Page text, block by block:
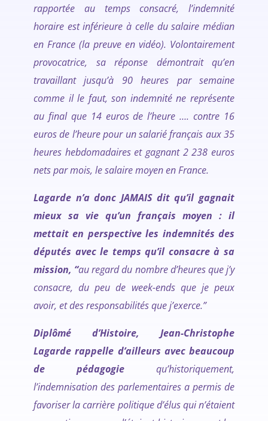
rapportée au temps consacré, l’indemnité
horaire est inférieure à celle du salaire médian
en France (la preuve en vidéo). Volontairement
provocatrice, sa réponse démontrait qu’en
travaillant jusqu’à 90 heures par semaine
comme il le faut, son indemnité ne représente
au final que 14 euros de l’heure …. contre 16
euros de l’heure pour un salarié français aux 35
heures hebdomadaires et gagnant 2 238 euros
nets par mois, le salaire moyen en France.
Lagarde n’a donc JAMAIS dit qu’il gagnait
mieux sa vie qu’un français moyen : il
mettait en perspective les indemnités des
députés avec le temps qu’il consacre à sa
mission, “au regard du nombre d’heures que j’y
consacre, du peu de week-ends que je peux
avoir, et des responsabilités que j’exerce.”
Diplômé d’Histoire, Jean-Christophe
Lagarde rappelle d’ailleurs avec beaucoup
de pédagogie qu’historiquement,
l’indemnisation des parlementaires a permis de
favoriser la carrière politique d’élus qui n’étaient